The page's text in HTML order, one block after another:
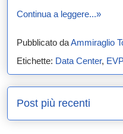
Continua a leggere...»
Pubblicato daAmmiraglio
Etichette: Data Center,
Post più recenti